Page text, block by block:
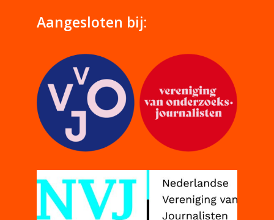
Aangesloten bij: